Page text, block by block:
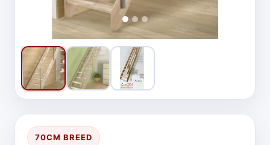
70CM BREED